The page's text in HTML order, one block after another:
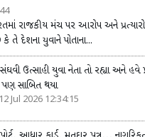
રાજકીય મંચ પર આરોપ અને
દેશના યુવાને પોતાના...
ઉત્સાહી યુવા નેતા તો રહ્યા અને હવે
પણ સાબિત થયા
12 Jul 2026 12:34:15